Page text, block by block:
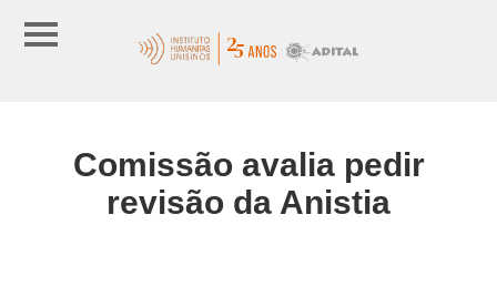
Comissão avalia pedir
revisão da Anistia